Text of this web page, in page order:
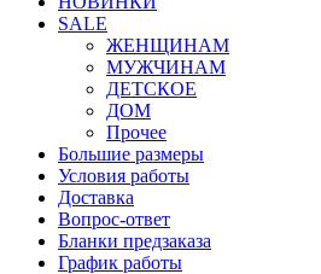
SALE
ЖЕНЩИНАМ
МУЖЧИНАМ
ДЕТСКОЕ
ДОМ
Прочее
Большие размеры
Условия работы
Доставка
Вопрос-ответ
Бланки предзаказа
График работы